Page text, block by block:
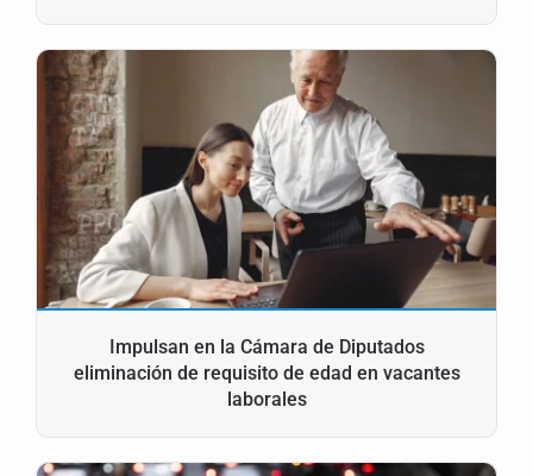
Impulsan en la Cámara de Diputados
eliminación de requisito de edad en vacantes
laborales